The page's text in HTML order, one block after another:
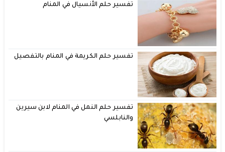
تفسير حلم الأنسيال في المنام
تفسير حلم الكريمة في المنام بالتفصيل
تفسير حلم النمل في المنام لابن سيرين
والنابلسي